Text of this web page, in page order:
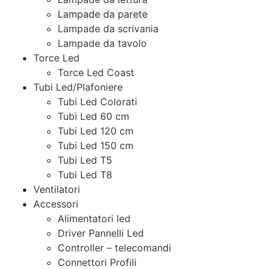
Lampade da parete
Lampade da scrivania
Lampade da tavolo
Torce Led
Torce Led Coast
Tubi Led/Plafoniere
Tubi Led Colorati
Tubi Led 60 cm
Tubi Led 120 cm
Tubi Led 150 cm
Tubi Led T5
Tubi Led T8
Ventilatori
Accessori
Alimentatori led
Driver Pannelli Led
Controller – telecomandi
Connettori Profili